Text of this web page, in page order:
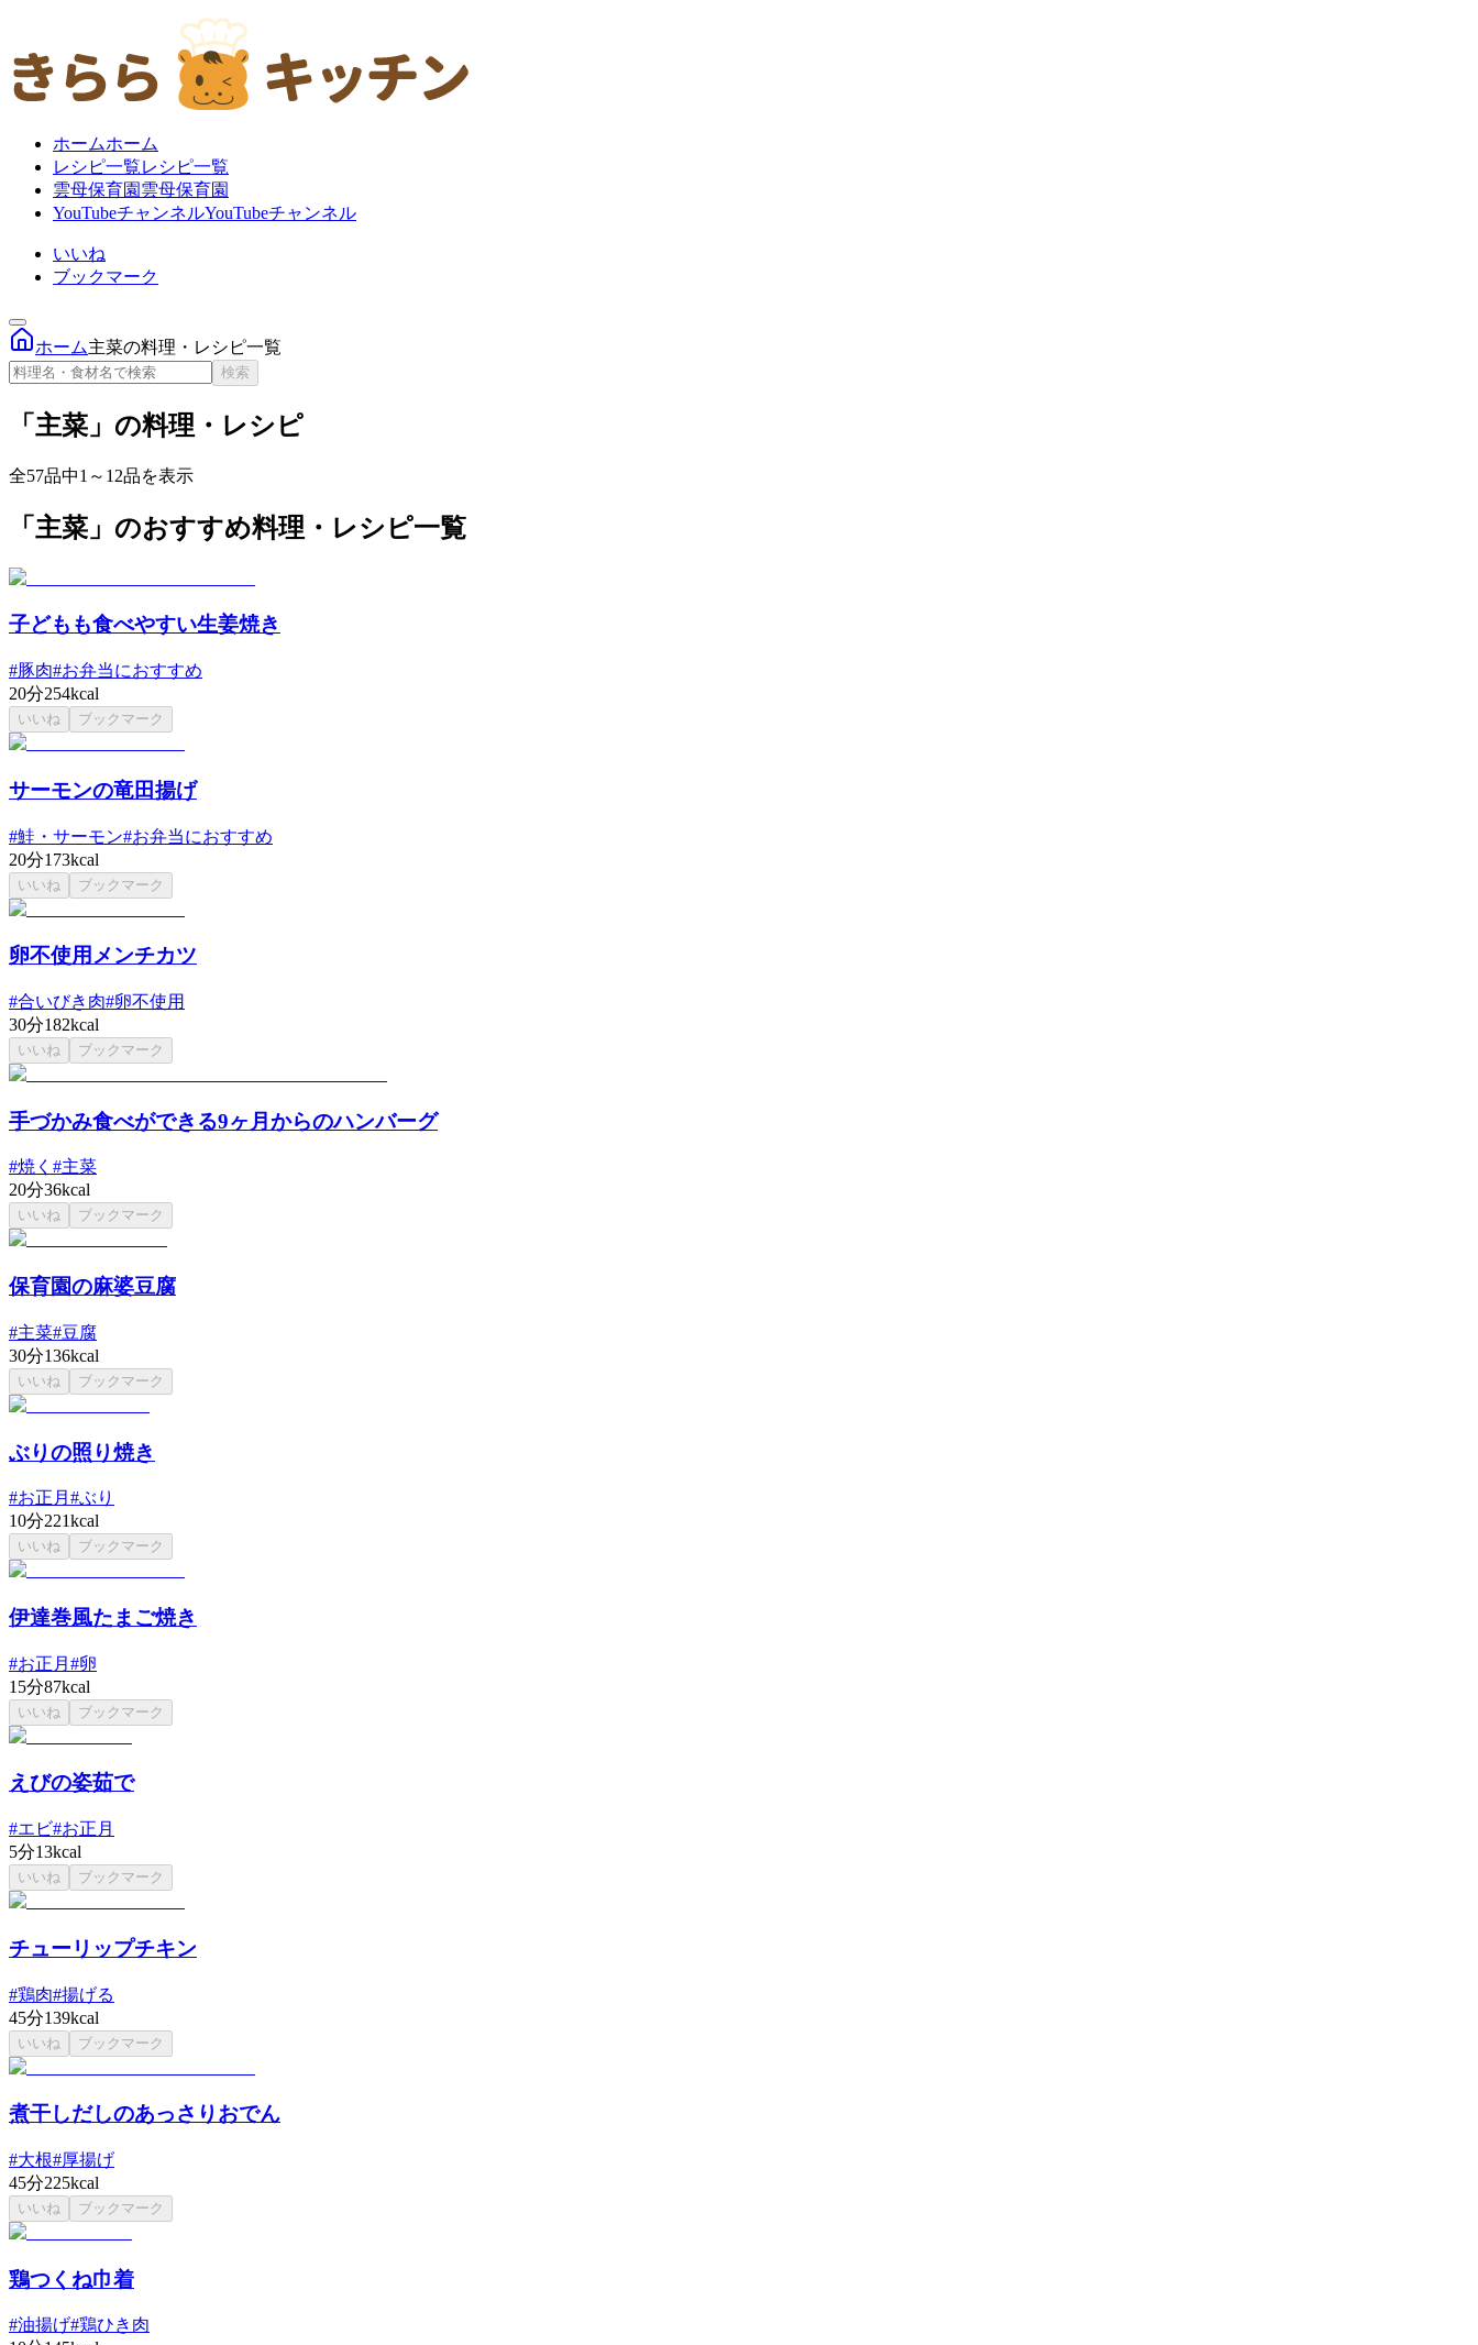
ホームホーム
レシピ一覧レシピ一覧
雲母保育園 雲母保育園
YouTubeチャンネルYouTubeチャンネル
いいね
ブックマーク
ホーム主菜の料理・レシピ一覧
検索
「主菜」の料理・レシピ
全57品中1～12品を表示
「主菜」のおすすめ料理・レシピ一覧
子どもも食べやすい生姜焼き
#豚肉#お弁当におすすめ
20分254kcal
いいね ブックマーク
サーモンの竜田揚げ
#鮭・サーモン#お弁当におすすめ
20分173kcal
いいね ブックマーク
卵不使用メンチカツ
#合いびき肉#卵不使用
30分182kcal
いいね ブックマーク
手づかみ食べができる9ヶ月からのハンバーグ
#焼く #主菜
20分36kcal
いいね ブックマーク
保育園の麻婆豆腐
#主菜#豆腐
30分136kcal
いいね ブックマーク
ぶりの照り焼き
#お正月 #ぶり
10分221kcal
いいね ブックマーク
伊達巻風たまご焼き
#お正月 #卵
15分87kcal
いいね ブックマーク
えびの姿茹で
#エビ#お正月
5分13kcal
いいね ブックマーク
チューリップチキン
#鶏肉#揚げる
45分139kcal
いいね ブックマーク
煮干しだしのあっさりおでん
#大根#厚揚げ
45分225kcal
いいね ブックマーク
鶏つくね巾着
#油揚げ#鶏ひき肉